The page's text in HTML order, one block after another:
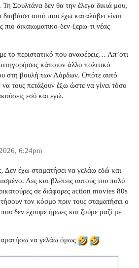
Τη Σουλτάνα δεν θα την έλεγα δικιά μου,
αυτό που έχω καταλάβει είναι
δικαιωματικο-δεν-ξερω-τι νέας
το περιστατικό που αναφέρεις… Απ’οτι
κάποιον άλλο πολιτικό
στη βουλή των Λόρδων. Οπότε αυτό
να τους πετάξουν έξω ώστε να γίνει τόσο
εσύ και εγώ.
6:24pm
Δεν έχω σταματήσει να γελάω εδώ και
Λες και βλέπεις αυτούς του πολύ
σε διάφορες action movies 80s
τον κόσμο πριν τους σταματήσει ο
δεν έχουμε ήρωες και ζούμε μαζί με
να γελάω όμως